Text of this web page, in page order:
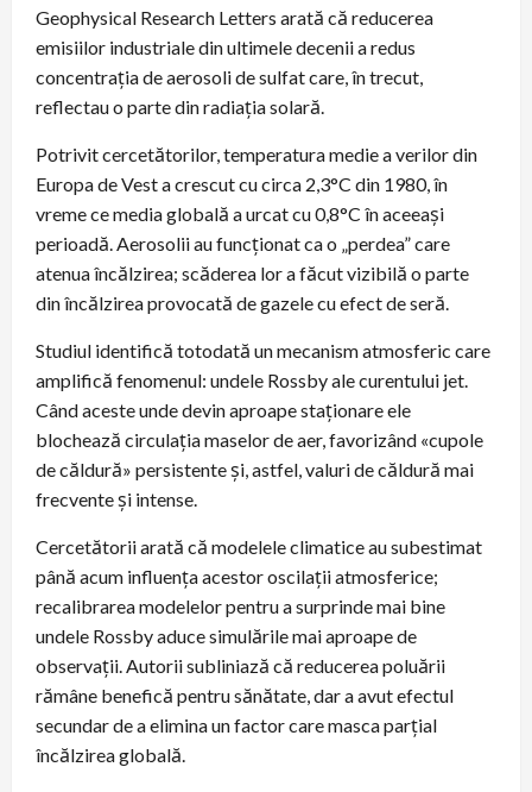
Geophysical Research Letters arată că reducerea
emisiilor industriale din ultimele decenii a redus
concentrația de aerosoli de sulfat care, în trecut,
reflectau o parte din radiația solară.
Potrivit cercetătorilor, temperatura medie a verilor din
Europa de Vest a crescut cu circa 2,3°C din 1980, în
vreme ce media globală a urcat cu 0,8°C în aceeași
perioadă. Aerosolii au funcționat ca o „perdea” care
atenua încălzirea; scăderea lor a făcut vizibilă o parte
din încălzirea provocată de gazele cu efect de seră.
Studiul identifică totodată un mecanism atmosferic care
amplifică fenomenul: undele Rossby ale curentului jet.
Când aceste unde devin aproape staționare ele
blochează circulația maselor de aer, favorizând «cupole
de căldură» persistente și, astfel, valuri de căldură mai
frecvente şi intense.
Cercetătorii arată că modelele climatice au subestimat
până acum influența acestor oscilații atmosferice;
recalibrarea modelelor pentru a surprinde mai bine
undele Rossby aduce simulările mai aproape de
observații. Autorii subliniază că reducerea poluării
rămâne benefică pentru sănătate, dar a avut efectul
secundar de a elimina un factor care masca parțial
încălzirea globală.